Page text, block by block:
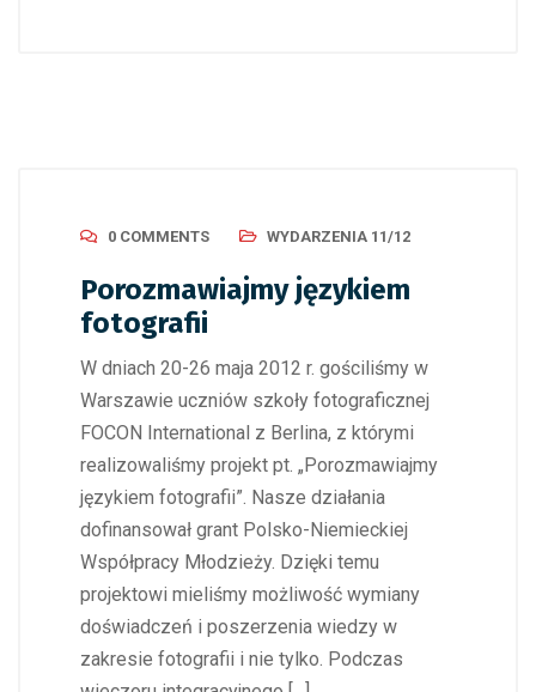
0 COMMENTS WYDARZENIA 11/12
Porozmawiajmy językiem
fotografii
W dniach 20-26 maja 2012 r. gościliśmy w
Warszawie uczniów szkoły fotograficznej
FOCON International z Berlina, z którymi
realizowaliśmy projekt pt. „Porozmawiajmy
językiem fotografii”. Nasze działania
dofinansował grant Polsko-Niemieckiej
Współpracy Młodzieży. Dzięki temu
projektowi mieliśmy możliwość wymiany
doświadczeń i poszerzenia wiedzy w
zakresie fotografii i nie tylko. Podczas